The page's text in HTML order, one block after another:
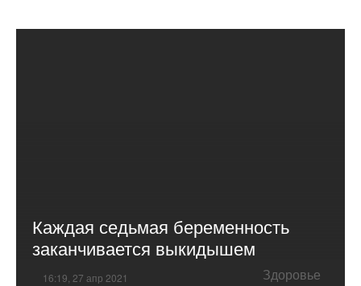
Каждая седьмая беременность
заканчивается выкидышем
16:19, 27 апр 2021 Здоровье